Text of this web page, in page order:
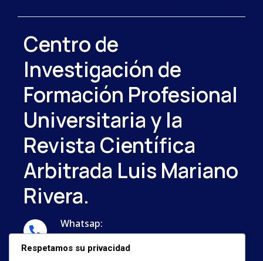
Centro de
Investigación de
Formación Profesional
Universitaria y la
Revista Científica
Arbitrada Luis Mariano
Rivera.
Whatsap:
...
Respetamos su privacidad